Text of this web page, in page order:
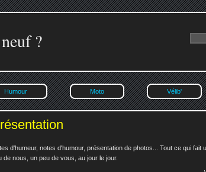
?
Humour Moto Vélib'
d'humeur, notes d'humour, présentation de photos... Tout ce qui fait
de nous, un peu de vous, au jour le jour.